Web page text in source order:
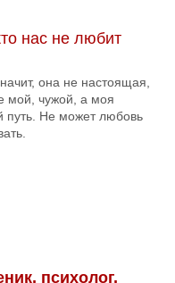
нас не любит
она не настоящая,
мой, чужой, а моя
путь. Не может любовь
психолог,